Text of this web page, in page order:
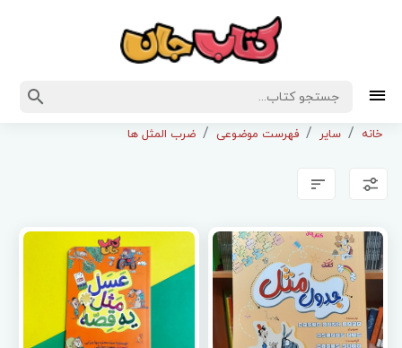
خانه سایر فهرست موضوعی ضرب المثل ها